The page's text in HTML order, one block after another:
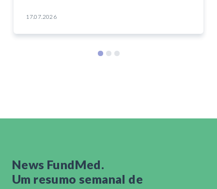
17.07.2026
News FundMed.
Um resumo semanal de